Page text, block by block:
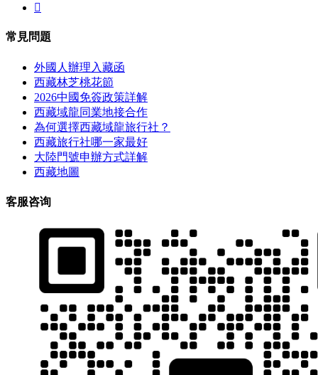

常見問題
外國人辦理入藏函
西藏林芝桃花節
2026中國免簽政策詳解
西藏域龍同業地接合作
為何選擇西藏域龍旅行社？
西藏旅行社哪一家最好
大陸門號申辦方式詳解
西藏地圖
客服咨询